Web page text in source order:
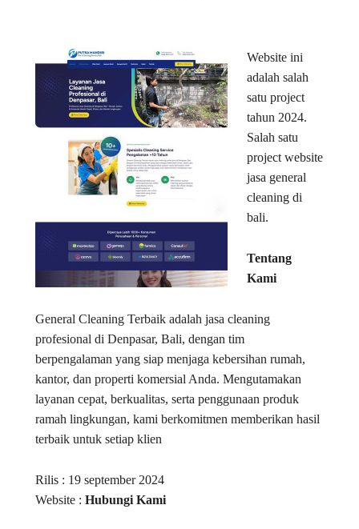
Website ini
adalah salah
satu project
tahun 2024.
Salah satu
project website
jasa general
cleaning di
bali.
Tentang
Kami
General Cleaning Terbaik adalah jasa cleaning
profesional di Denpasar, Bali, dengan tim
berpengalaman yang siap menjaga kebersihan rumah,
kantor, dan properti komersial Anda. Mengutamakan
layanan cepat, berkualitas, serta penggunaan produk
ramah lingkungan, kami berkomitmen memberikan hasil
terbaik untuk setiap klien
Rilis : 19 september 2024
Website : Hubungi Kami